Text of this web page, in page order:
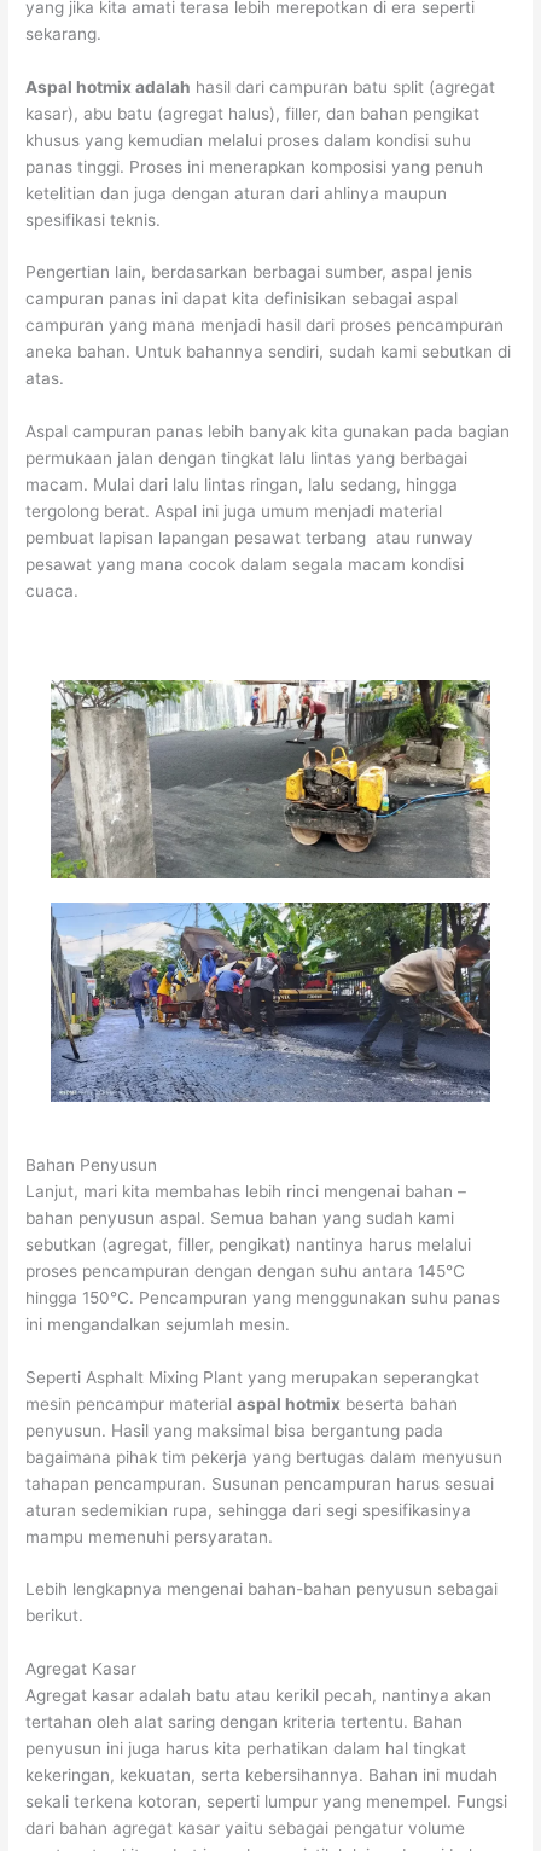
yang jika kita amati terasa lebih merepotkan di era seperti
sekarang.
Aspal hotmix adalah hasil dari campuran batu split (agregat
kasar), abu batu (agregat halus), filler, dan bahan pengikat
khusus yang kemudian melalui proses dalam kondisi suhu
panas tinggi. Proses ini menerapkan komposisi yang penuh
ketelitian dan juga dengan aturan dari ahlinya maupun
spesifikasi teknis.
Pengertian lain, berdasarkan berbagai sumber, aspal jenis
campuran panas ini dapat kita definisikan sebagai aspal
campuran yang mana menjadi hasil dari proses pencampuran
aneka bahan. Untuk bahannya sendiri, sudah kami sebutkan di
atas.
Aspal campuran panas lebih banyak kita gunakan pada bagian
permukaan jalan dengan tingkat lalu lintas yang berbagai
macam. Mulai dari lalu lintas ringan, lalu sedang, hingga
tergolong berat. Aspal ini juga umum menjadi material
pembuat lapisan lapangan pesawat terbang atau runway
pesawat yang mana cocok dalam segala macam kondisi
cuaca.
Bahan Penyusun
Lanjut, mari kita membahas lebih rinci mengenai bahan –
bahan penyusun aspal. Semua bahan yang sudah kami
sebutkan (agregat, filler, pengikat) nantinya harus melalui
proses pencampuran dengan dengan suhu antara 145°C
hingga 150°C. Pencampuran yang menggunakan suhu panas
ini mengandalkan sejumlah mesin.
Seperti Asphalt Mixing Plant yang merupakan seperangkat
mesin pencampur materialaspal hotmix beserta bahan
penyusun. Hasil yang maksimal bisa bergantung pada
bagaimana pihak tim pekerja yang bertugas dalam menyusun
tahapan pencampuran. Susunan pencampuran harus sesuai
aturan sedemikian rupa, sehingga dari segi spesifikasinya
mampu memenuhi persyaratan.
Lebih lengkapnya mengenai bahan-bahan penyusun sebagai
berikut.
Agregat Kasar
Agregat kasar adalah batu atau kerikil pecah, nantinya akan
tertahan oleh alat saring dengan kriteria tertentu. Bahan
penyusun ini juga harus kita perhatikan dalam hal tingkat
kekeringan, kekuatan, serta kebersihannya. Bahan ini mudah
sekali terkena kotoran, seperti lumpur yang menempel. Fungsi
dari bahan agregat kasar yaitu sebagai pengatur volume